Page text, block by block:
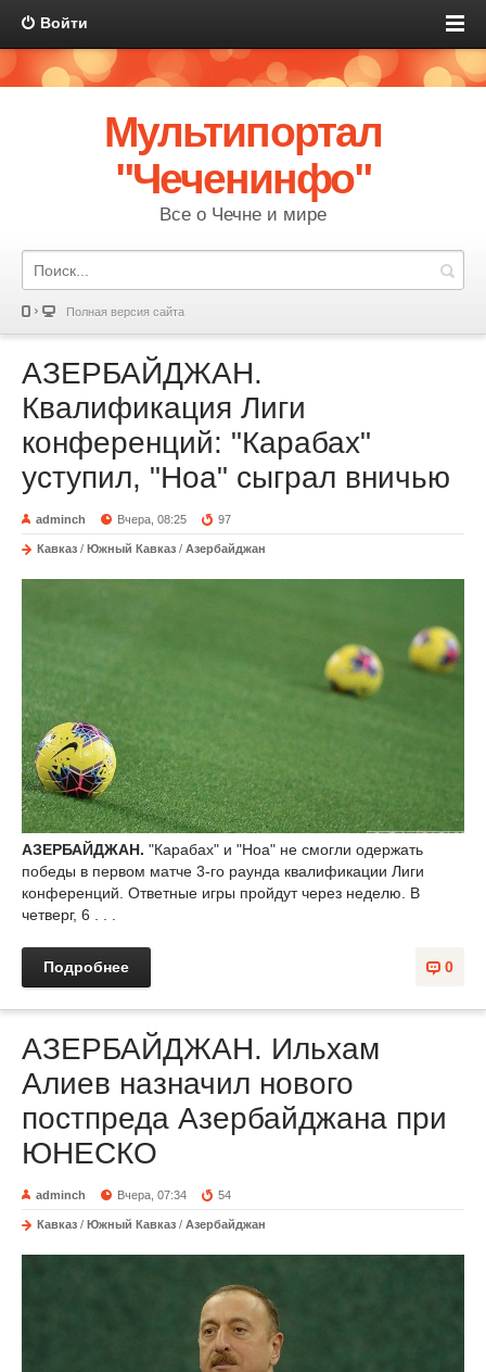
Войти
Мультипортал
"Чеченинфо"
Все о Чечне и мире
Полная версия сайта
АЗЕРБАЙДЖАН.
Квалификация Лиги
конференций: "Карабах"
уступил, "Ноа" сыграл вничью
adminch Вчера, 08:25 97
Кавказ / Южный Кавказ / Азербайджан
АЗЕРБАЙДЖАН. "Карабах" и "Ноа" не смогли одержать
победы в первом матче 3-го раунда квалификации Лиги
конференций. Ответные игры пройдут через неделю. В
четверг, 6 . . .
0
Подробнее
АЗЕРБАЙДЖАН. Ильхам
Алиев назначил нового
постпреда Азербайджана при
ЮНЕСКО
adminch Вчера, 07:34 54
Кавказ / Южный Кавказ / Азербайджан